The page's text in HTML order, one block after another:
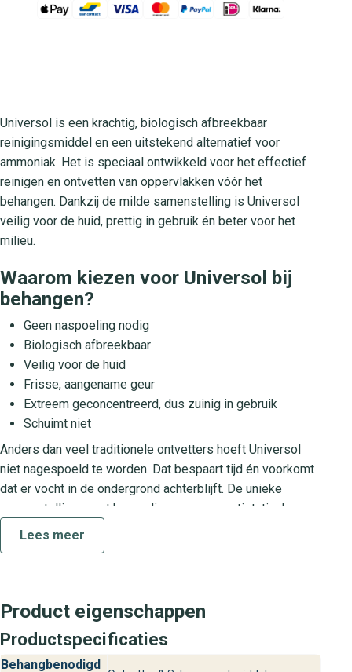
Universol is een krachtig, biologisch afbreekbaar
reinigingsmiddel en een uitstekend alternatief voor
ammoniak. Het is speciaal ontwikkeld voor het effectief
reinigen en ontvetten van oppervlakken vóór het
behangen. Dankzij de milde samenstelling is Universol
veilig voor de huid, prettig in gebruik én beter voor het
milieu.
Waarom kiezen voor Universol bij
behangen?
Geen naspoeling nodig
Biologisch afbreekbaar
Veilig voor de huid
Frisse, aangename geur
Extreem geconcentreerd, dus zuinig in gebruik
Schuimt niet
Anders dan veel traditionele ontvetters hoeft Universol
niet nagespoeld te worden. Dat bespaart tijd én voorkomt
dat er vocht in de ondergrond achterblijft. De unieke
samenstelling zorgt bovendien voor een antistatisch
oppervlak, waardoor nieuwe vervuiling minder snel hecht.
Dat maakt Universol perfect geschikt voor het reinigen van
Zo gebruik je Universol bij het
voorbereiden van ondergronden
Meng Universol met water volgens de gebruiksaanwijzing
Lees meer
Product eigenschappen
Productspecificaties
Behangbenodigd